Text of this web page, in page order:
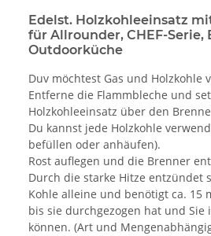
Edelst. Holzkohleeinsatz
für Allrounder, CHEF-Serie,
Outdoorküche
Duv möchtest Gas und Holzkohle
Entferne die Flammbleche und
Holzkohleeinsatz über den
Du kannst jede Holzkohle
befüllen oder anhäufen).
Rost auflegen und die Brenner
Durch die starke Hitze entzündet
Kohle alleine und benötigt ca. 15
bis sie durchgezogen hat und
können. (Art und